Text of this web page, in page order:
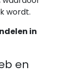
wordt.
in
en